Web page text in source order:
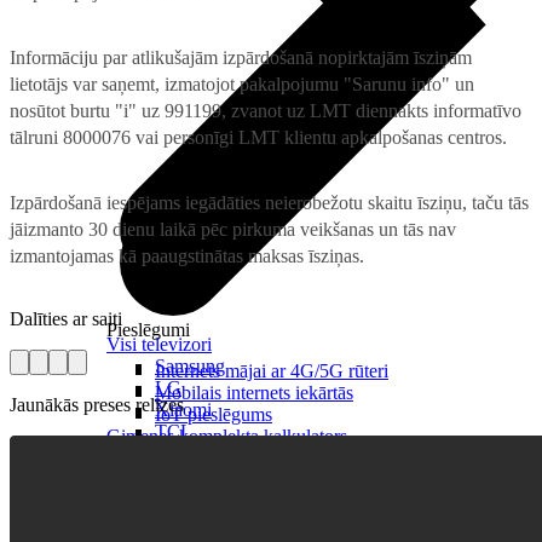
Pieslēgumi
Internets mājai ar 4G/5G rūteri
Mobilais internets iekārtās
IoT pieslēgums
Ģimenes komplekta kalkulators
Visi televizori
Samsung
LG
Xiaomi
TCL
Informāciju par atlikušajām izpārdošanā nopirktajām īsziņām
lietotājs var saņemt, izmatojot pakalpojumu "Sarunu info" un
nosūtot burtu "i" uz 991199, zvanot uz LMT diennakts informatīvo
tālruni 8000076 vai personīgi LMT klientu apkalpošanas centros.
Izpārdošanā iespējams iegādāties neierobežotu skaitu īsziņu, taču tās
jāizmanto 30 dienu laikā pēc pirkuma veikšanas un tās nav
izmantojamas kā paaugstinātas maksas īsziņas.
Dalīties ar saiti
Jaunākās preses relīzes